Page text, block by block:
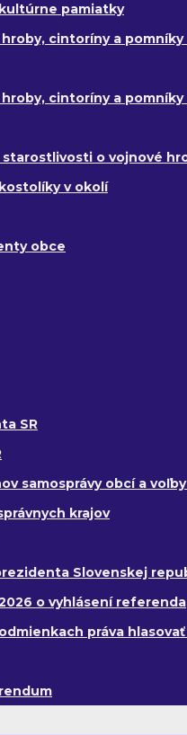
pamiatky
cintoríny a pomníky
cintoríny a pomníky
o vojnové
v okolí
obce
SR
samosprávy obcí a
krajov
Slovenskej
o vyhlásení referenda
práva hlasovať